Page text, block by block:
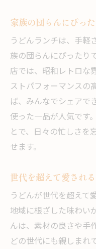
家族の団らんにぴっ
うどんランチは、手軽
族の団らんにぴったり
店では、昭和レトロな
ストパフォーマンスの
ば、みんなでシェアで
使った一品が人気です
とで、日々の忙しさを
せます。
世代を超えて愛され
うどんが世代を超えて
地域に根ざした味わい
んは、素材の良さや手
どの世代にも親しまれ